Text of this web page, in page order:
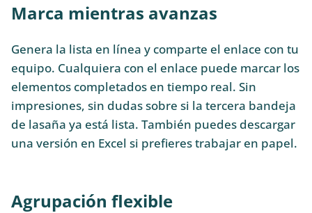
Marca mientras avanzas
Genera la lista en línea y comparte el enlace con tu
equipo. Cualquiera con el enlace puede marcar los
elementos completados en tiempo real. Sin
impresiones, sin dudas sobre si la tercera bandeja
de lasaña ya está lista. También puedes descargar
una versión en Excel si prefieres trabajar en papel.
Agrupación flexible